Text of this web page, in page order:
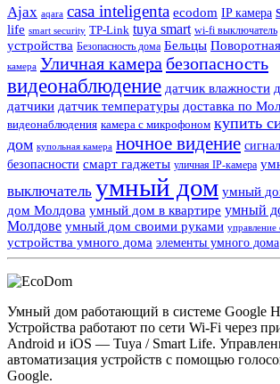
Ajax aqara casa inteligenta ecodom IP камера
life smart security TP-Link tuya smart wi-fi выключатель
устройства Безопасность дома Бельцы
камера Уличная камера безопасность
видеонаблюдение датчик влажности
датчики датчик температуры доставка по
видеонаблюдения камера с микрофоном купить
дом купольная камера ночное видение
безопасности смарт гаджеты уличная IP-камера
выключатель умный дом умный
дом Молдова умный дом в квартире умный
Молдове умный дом своими руками
устройства умного дома элементы умного дома
Умный дом работающий в системе Google
Устройства работают по сети Wi-Fi через
Android и iOS — Tuya / Smart Life.
автоматизация устройств с помощью
Google.